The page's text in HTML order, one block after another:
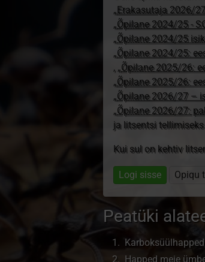
„Erakasutaja 2026/
„Õpilane 2024/25 -
„Õpilane 2024/25
„Õpilane 2024/25:
, „Õpilane 2025/26:
„Õpilane 2025/26:
„Õpilane 2026/27 –
„Õpilane 2026/27:
ja litsentsi
Kui sul on kehtiv
Logi sisse Opiqu
Peatüki
Karboksüül­happed
Happed meie